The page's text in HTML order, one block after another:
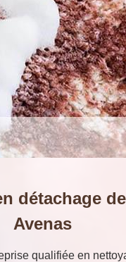
détachage
Avenas
qualifiée en